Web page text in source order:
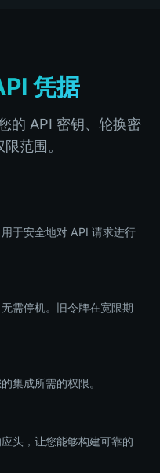
凭据
的 API 密钥、轮换密
范围。
于安全地对 API 请求进行
需停机。旧令牌在宽限期
集成所需的权限。
头，让您能够构建可靠的